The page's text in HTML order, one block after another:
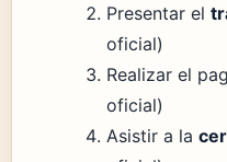
Presentar el
oficial)
Realizar el
oficial)
Asistir a la